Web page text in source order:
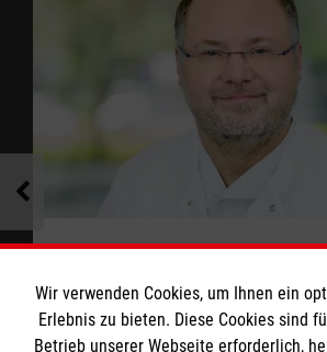
Dr. med. Marcel Willner
Leitender Oberarzt
Wir verwenden Cookies, um Ihnen ein
Erlebnis zu bieten. Diese Cookies sind
Betrieb unserer Webseite erforderlich,